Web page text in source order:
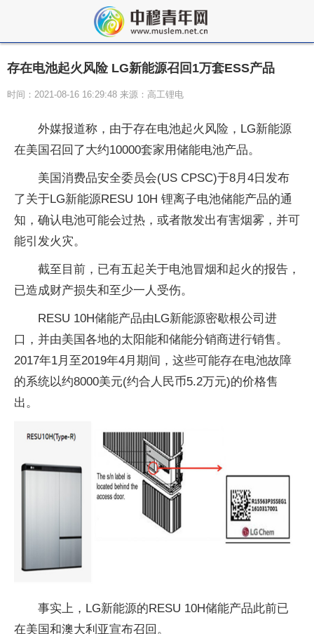
存在电池起火风险 LG新能源召回1万套ESS产品
时间：2021-08-16 16:29:48 来源：高工锂电
外媒报道称，由于存在电池起火风险，LG新能源
在美国召回了大约10000套家用储能电池产品。
美国消费品安全委员会(US CPSC)于8月4日发布
了关于LG新能源RESU 10H 锂离子电池储能产品的通
知，确认电池可能会过热，或者散发出有害烟雾，并可
能引发火灾。
截至目前，已有五起关于电池冒烟和起火的报告，
已造成财产损失和至少一人受伤。
RESU 10H储能产品由LG新能源密歇根公司进
口，并由美国各地的太阳能和储能分销商进行销售。
2017年1月至2019年4月期间，这些可能存在电池故障
的系统以约8000美元(约合人民币5.2万元)的价格售
出。
事实上，LG新能源的RESU 10H储能产品此前已
在美国和澳大利亚宣布召回。